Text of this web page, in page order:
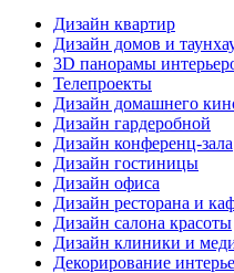
Дизайн квартир
Дизайн домов и
3D панорамы
Телепроекты
Дизайн домашнего
Дизайн гардеробной
Дизайн конференц-зала
Дизайн гостиницы
Дизайн офиса
Дизайн ресторана и
Дизайн салона красоты
Дизайн клиники и
Декорирование